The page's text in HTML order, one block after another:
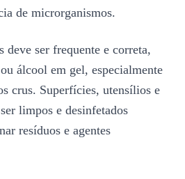
de microrganismos.
deve ser frequente e correta,
álcool em gel, especialmente
crus. Superfícies, utensílios e
limpos e desinfetados
resíduos e agentes